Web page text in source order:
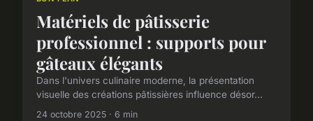
Matériels de pâtisserie
professionnel : supports pour
gâteaux élégants
Dans l'univers culinaire moderne, la présentation
visuelle des créations pâtissières influence désor...
24 octobre 2025 · 6 min